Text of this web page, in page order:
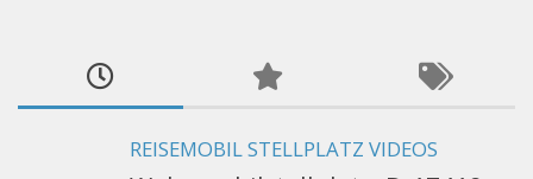
REISEMOBIL STELLPLATZ VIDEOS